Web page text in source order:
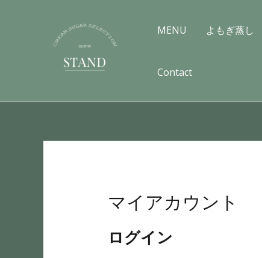
MENU よもぎ蒸し
Contact
マイアカウント
ログイン